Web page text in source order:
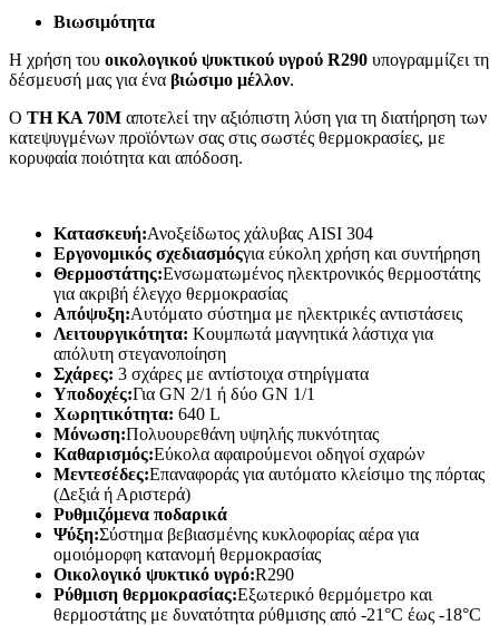
Βιωσιμότητα
Η χρήση του οικολογικού ψυκτικού υγρού R290 υπογραμμίζει τη
δέσμευσή μας για ένα βιώσιμο μέλλον.
Ο TH KA 70M αποτελεί την αξιόπιστη λύση για τη διατήρηση των
κατεψυγμένων προϊόντων σας στις σωστές θερμοκρασίες, με
κορυφαία ποιότητα και απόδοση.
Κατασκευή:Ανοξείδωτος χάλυβας AISI 304
Εργονομικός σχεδιασμόςγια εύκολη χρήση και συντήρηση
Θερμοστάτης:Ενσωματωμένος ηλεκτρονικός θερμοστάτης
για ακριβή έλεγχο θερμοκρασίας
Απόψυξη:Αυτόματο σύστημα με ηλεκτρικές αντιστάσεις
Λειτουργικότητα: Κουμπωτά μαγνητικά λάστιχα για
απόλυτη στεγανοποίηση
Σχάρες: 3 σχάρες με αντίστοιχα στηρίγματα
Υποδοχές:Για GN 2/1 ή δύο GN 1/1
Χωρητικότητα: 640 L
Μόνωση:Πολυουρεθάνη υψηλής πυκνότητας
Καθαρισμός:Εύκολα αφαιρούμενοι οδηγοί σχαρών
Μεντεσέδες:Επαναφοράς για αυτόματο κλείσιμο της πόρτας
(Δεξιά ή Αριστερά)
Ρυθμιζόμενα ποδαρικά
Ψύξη:Σύστημα βεβιασμένης κυκλοφορίας αέρα για
ομοιόμορφη κατανομή θερμοκρασίας
Οικολογικό ψυκτικό υγρό:R290
Ρύθμιση θερμοκρασίας:Εξωτερικό θερμόμετρο και
θερμοστάτης με δυνατότητα ρύθμισης από -21°C έως -18°C